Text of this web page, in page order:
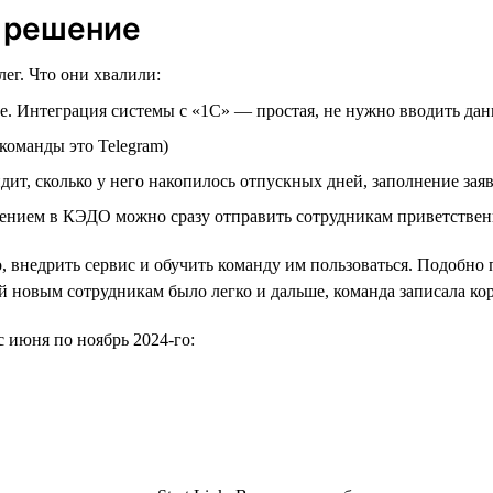
Что они хвалили:
Интеграция системы с «1С» — простая, не нужно вводить
это Telegram)
сколько у него накопилось отпускных дней, заполнение
в КЭДО можно сразу отправить сотрудникам
сервис и обучить команду им пользоваться.
новым сотрудникам было легко и дальше, команда записала
по ноябрь 2024-го: